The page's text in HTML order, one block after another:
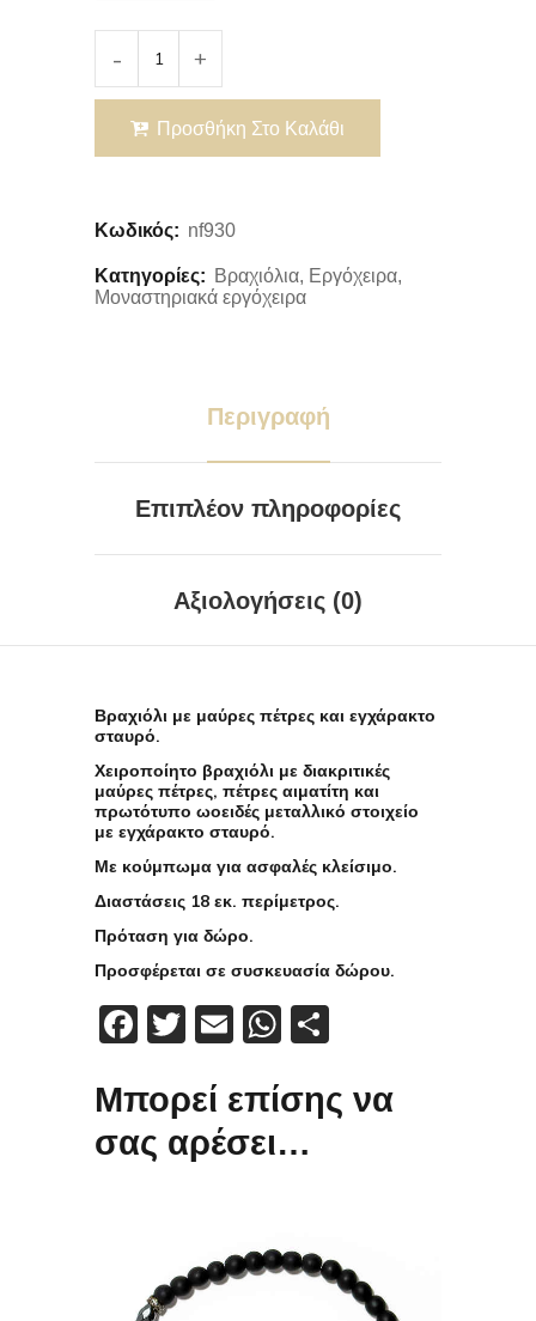
Προσθήκη Στο Καλάθι
Κωδικός: nf930
Κατηγορίες: Βραχιόλια, Εργόχειρα,
Μοναστηριακά εργόχειρα
Περιγραφή
Επιπλέον πληροφορίες
Αξιολογήσεις (0)
Βραχιόλι με μαύρες πέτρες και εγχάρακτο
σταυρό.
Χειροποίητο βραχιόλι με διακριτικές
μαύρες πέτρες, πέτρες αιματίτη και
πρωτότυπο ωοειδές μεταλλικό στοιχείο
με εγχάρακτο σταυρό.
Με κούμπωμα για ασφαλές κλείσιμο.
Διαστάσεις 18 εκ. περίμετρος.
Πρόταση για δώρο.
Προσφέρεται σε συσκευασία δώρου.
Facebook
Twitter
EmailWhatsApp
Μπορεί επίσης να
σας αρέσει…